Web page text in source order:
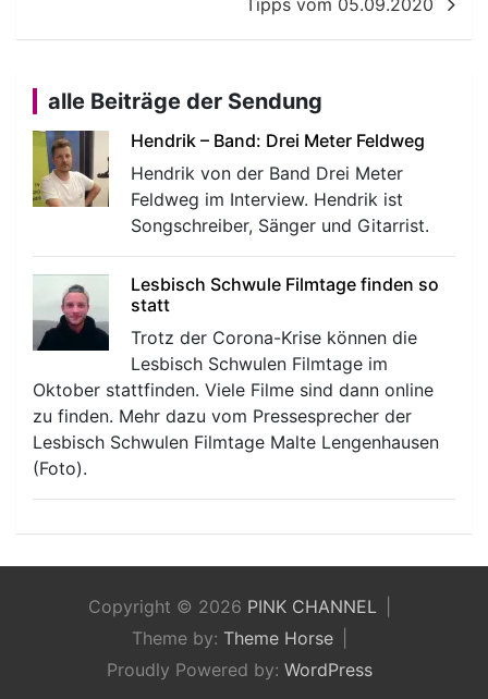
alle Beiträge der Sendung
Hendrik – Band: Drei Meter Feldweg
Hendrik von der Band Drei Meter
Feldweg im Interview. Hendrik ist
Songschreiber, Sänger und Gitarrist.
Lesbisch Schwule Filmtage finden so
statt
Trotz der Corona-Krise können die
Lesbisch Schwulen Filmtage im
Oktober stattfinden. Viele Filme sind dann online
zu finden. Mehr dazu vom Pressesprecher der
Lesbisch Schwulen Filmtage Malte Lengenhausen
(Foto).
Copyright © 2026 PINK CHANNEL
Theme by: Theme Horse
Proudly Powered by: WordPress